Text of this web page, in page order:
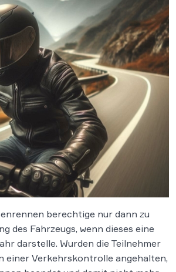
berechtige nur dann zu
des Fahrzeugs, wenn dieses eine
darstelle. Wurden die Teilnehmer
einer Verkehrskontrolle angehalten,